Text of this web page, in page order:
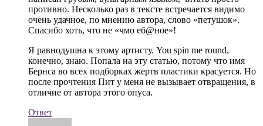
противно. Несколько раз в тексте встречается видимо
очень удачное, по мнению автора, слово «петушок».
Спасибо хоть, что не «чмо еб@ное»!
Я равнодушна к этому артисту. You spin me round,
конечно, знаю. Попала на эту статью, потому что имя
Бернса во всех подборках жертв пластики красуется. Но
после прочтения Пит у меня не вызывает отвращения, в
отличие от автора этого опуса.
Ответ